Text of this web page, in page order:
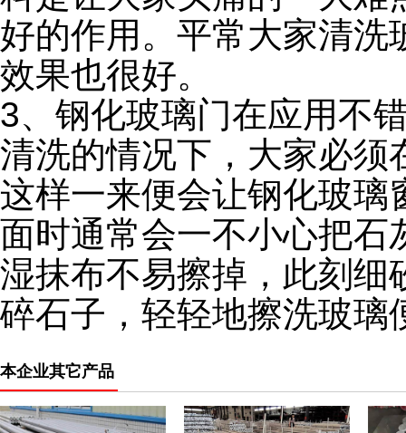
好的作用。平常大家清洗
效果也很好。
3、钢化玻璃门在应用不
清洗的情况下，大家必须
这样一来便会让钢化玻璃
面时通常会一不小心把石
湿抹布不易擦掉，此刻细
碎石子，轻轻地擦洗玻璃
本企业其它产品